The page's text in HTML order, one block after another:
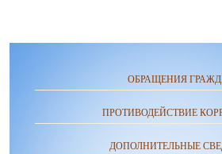
ОБРАЩЕНИЯ
ПРОТИВОДЕЙСТВИЕ
ДОПОЛНИТЕЛЬНЫЕ